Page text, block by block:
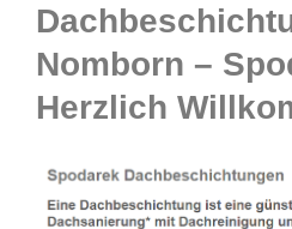
Nomborn –
Herzlich